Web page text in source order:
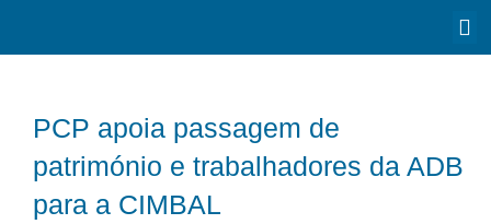
PCP apoia passagem de
património e trabalhadores da ADB
para a CIMBAL